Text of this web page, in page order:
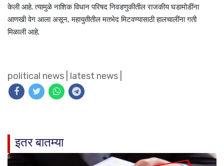
केली आहे. त्यामुळे नाशिक विधान परिषद निवडणुकीतील राजकीय घडामोडींना
आणखी वेग आला असून, महायुतीतील मतभेद मिटवण्यासाठी हालचालींना गती
मिळाली आहे.
political news latest news
इतर बातम्या